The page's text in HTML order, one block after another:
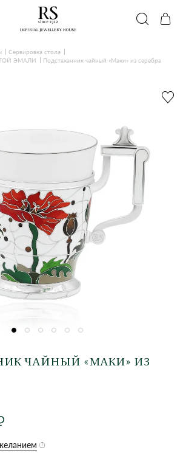
Сервировка стола
ЭМАЛИ
Подстаканник чайный «Маки» из серебра
ЧАЙНЫЙ «МАКИ» ИЗ